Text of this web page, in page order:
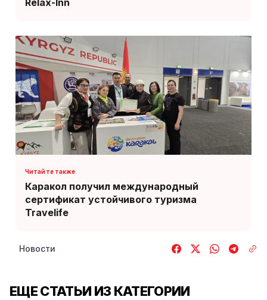
Каракол получил международный
сертификат устойчивого туризма
Travelife
Новости
ЕЩЕ СТАТЬИ ИЗ КАТЕГОРИИ